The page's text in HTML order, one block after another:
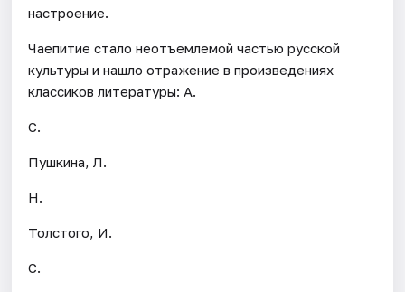
настроение.
Чаепитие стало неотъемлемой частью русской
культуры и нашло отражение в произведениях
классиков литературы: А.
С.
Пушкина, Л.
Н.
Толстого, И.
С.